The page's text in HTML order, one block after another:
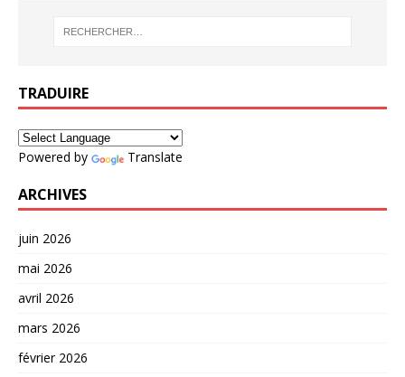
TRADUIRE
Powered by Translate
ARCHIVES
juin 2026
mai 2026
avril 2026
mars 2026
février 2026